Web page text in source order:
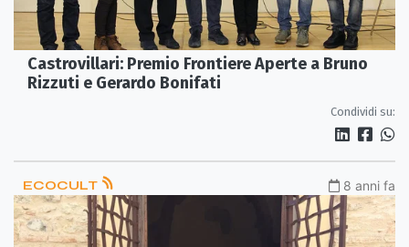
Castrovillari: Premio Frontiere Aperte a Bruno
Rizzuti e Gerardo Bonifati
Condividi su:
ECOCULT 8 anni fa